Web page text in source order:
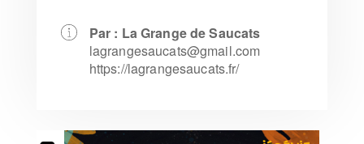
Par : La Grange de Saucats
lagrangesaucats@gmail.com
https://lagrangesaucats.fr/